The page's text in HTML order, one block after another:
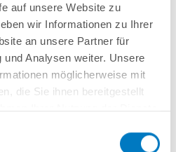
auf unsere Website zu
wir Informationen zu Ihrer
an unsere Partner für
Analysen weiter. Unsere
möglicherweise mit
die Sie ihnen bereitgestellt